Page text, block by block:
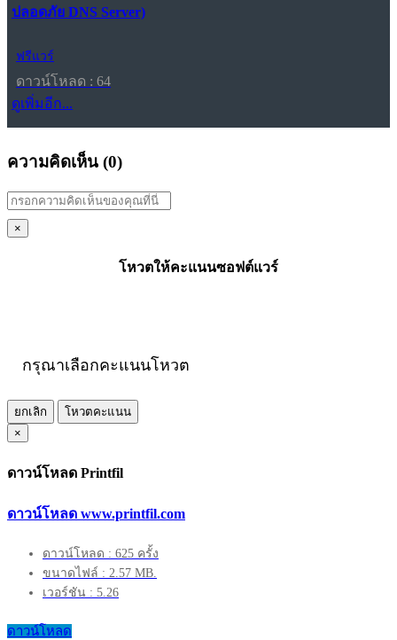
ปลอดภัย DNS Server)
ฟรีแวร์
ดาวน์โหลด : 64
ดูเพิ่มอีก...
ความคิดเห็น (0)
×
โหวตให้คะแนนซอฟต์แวร์
กรุณาเลือกคะแนนโหวต
ยกเลิก
โหวตคะแนน
×
ดาวน์โหลด Printfil
ดาวน์โหลด www.printfil.com
ดาวน์โหลด : 625 ครั้ง
ขนาดไฟล์ : 2.57 MB.
เวอร์ชัน : 5.26
ดาวน์โหลด